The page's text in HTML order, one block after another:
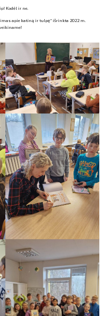
Kodėl ir ne.
apie katiną ir tulpę“ išrinkta 2022 m.